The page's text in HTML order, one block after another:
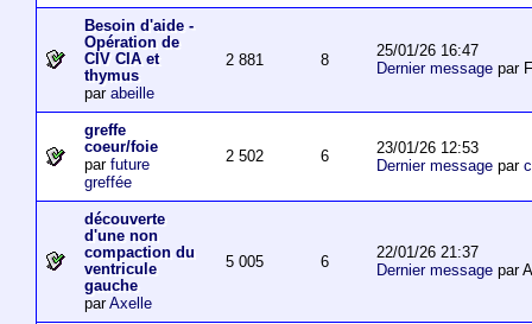
Besoin d'aide -
Opération de
CIV CIA et
thymus
par abeille
2 881 8
25/01/26 16:47
Dernier messagepar
greffe
coeur/foie
par future
greffée
2 502 6
23/01/26 12:53
Dernier messagepar
découverte
d'une non
compaction du
ventricule
gauche
parAxelle
5 005 6
22/01/26 21:37
Dernier messagepar